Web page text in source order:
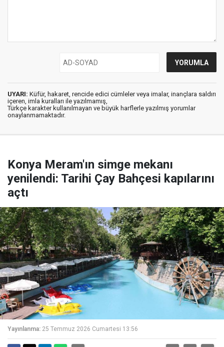
UYARI: Küfür, hakaret, rencide edici cümleler veya imalar, inançlara saldırı
içeren, imla kuralları ile yazılmamış,
Türkçe karakter kullanılmayan ve büyük harflerle yazılmış yorumlar
onaylanmamaktadır.
Konya Meram'ın simge mekanı
yenilendi: Tarihi Çay Bahçesi kapılarını
açtı
Yayınlanma: 25 Temmuz 2026 Cumartesi 13:56